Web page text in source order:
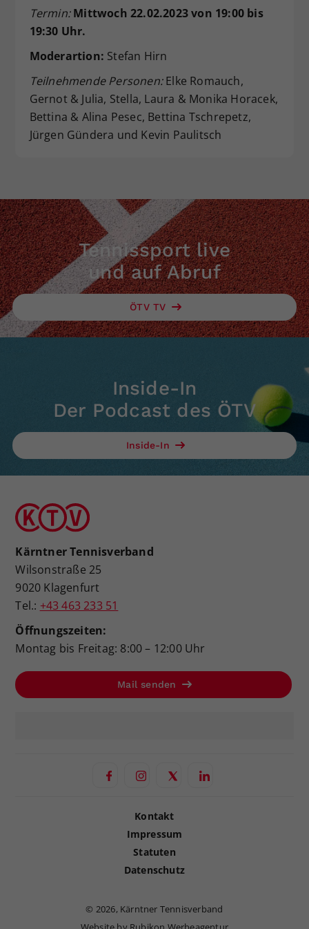
Termin:Mittwoch 22.02.2023 von 19:00 bis
19:30 Uhr.
Moderartion: Stefan Hirn
Teilnehmende Personen:Elke Romauch,
Gernot & Julia, Stella, Laura & Monika Horacek,
Bettina & Alina Pesec, Bettina Tschrepetz,
Jürgen Gündera und Kevin Paulitsch
Tennissport live
und auf Abruf
ÖTV TV
Inside-In
Der Podcast des ÖTV
Inside-In
Kärntner Tennisverband
Wilsonstraße 25
9020 Klagenfurt
Tel.: +43 463 233 51
Öffnungszeiten:
Montag bis Freitag: 8:00 – 12:00 Uhr
Mail senden
Kontakt
Impressum
Statuten
Datenschutz
© 2026, Kärntner Tennisverband
Zweck
Dieser Wert speichert Ihre Consent-
historische Speicherung Ihrer
vorgenommen Einstellungen, falls der
Webseiten-Betreiber dies eingestellt
hat.